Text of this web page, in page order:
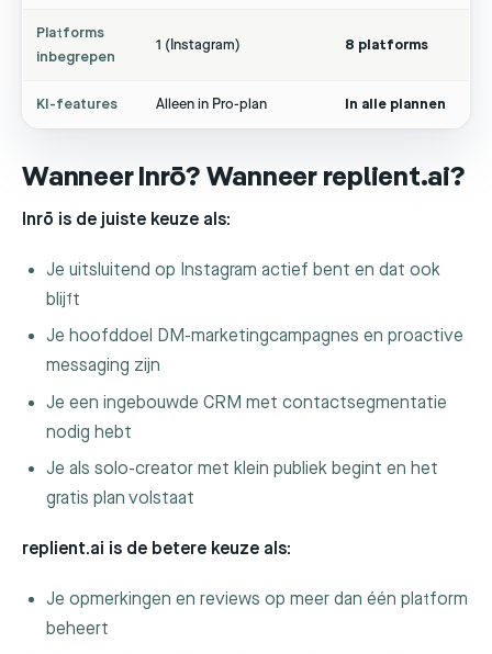
Platforms
inbegrepen
1 (Instagram) 8 platforms
KI-features Alleen in Pro-plan In alle plannen
Wanneer Inrō? Wanneer replient.ai?
Inrō is de juiste keuze als:
Je uitsluitend op Instagram actief bent en dat ook
blijft
Je hoofddoel DM-marketingcampagnes en proactive
messaging zijn
Je een ingebouwde CRM met contactsegmentatie
nodig hebt
Je als solo-creator met klein publiek begint en het
gratis plan volstaat
replient.ai is de betere keuze als:
Je opmerkingen en reviews op meer dan één platform
beheert